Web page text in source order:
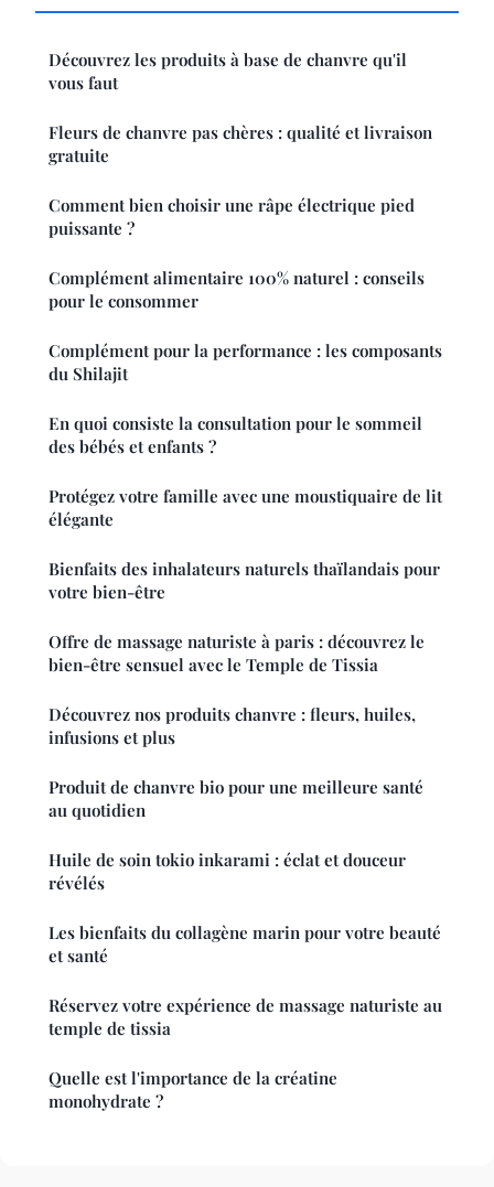
Découvrez les produits à base de chanvre qu'il
vous faut
Fleurs de chanvre pas chères : qualité et livraison
gratuite
Comment bien choisir une râpe électrique pied
puissante ?
Complément alimentaire 100% naturel : conseils
pour le consommer
Complément pour la performance : les composants
du Shilajit
En quoi consiste la consultation pour le sommeil
des bébés et enfants ?
Protégez votre famille avec une moustiquaire de lit
élégante
Bienfaits des inhalateurs naturels thaïlandais pour
votre bien-être
Offre de massage naturiste à paris : découvrez le
bien-être sensuel avec le Temple de Tissia
Découvrez nos produits chanvre : fleurs, huiles,
infusions et plus
Produit de chanvre bio pour une meilleure santé
au quotidien
Huile de soin tokio inkarami : éclat et douceur
révélés
Les bienfaits du collagène marin pour votre beauté
et santé
Réservez votre expérience de massage naturiste au
temple de tissia
Quelle est l'importance de la créatine
monohydrate ?